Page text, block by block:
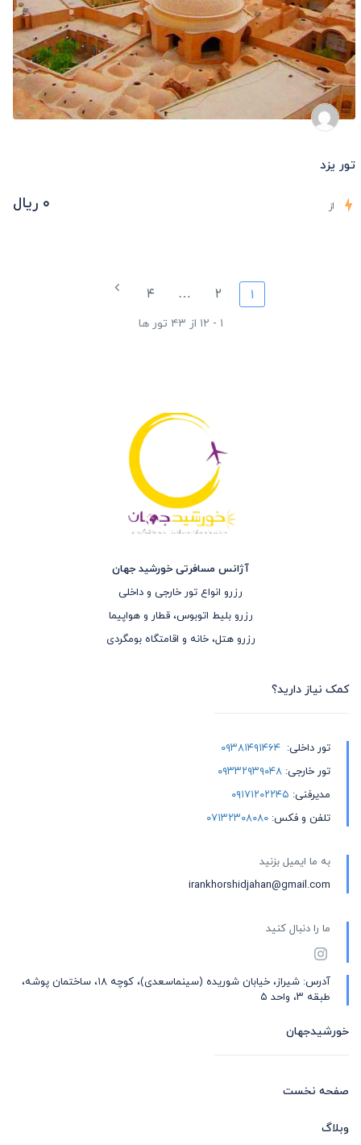
تور یزد
از ۰ ریال
۱ ۲ … ۴
۱ - ۱۲ از ۴۳ تور ها
آژانس مسافرتی خورشید جهان
رزرو انواع تور خارجی و داخلی
رزرو بلیط اتوبوس، قطار و هواپیما
رزرو هتل، خانه و اقامتگاه بومگردی
کمک نیاز دارید؟
تور داخلی: ۰۹۳۸۱۴۹۱۴۶۴
تور خارجی: ۰۹۳۳۲۹۳۹۰۴۸
مدیرفنی: ۰۹۱۷۱۲۰۲۲۴۵
تلفن و فکس: ۰۷۱۳۲۳۰۸۰۸۰
به ما ایمیل بزنید
irankhorshidjahan@gmail.com
ما را دنبال کنید
آدرس: شیراز، خیابان شوریده (سینماسعدی)، کوچه ۱۸، ساختمان پوشه،
طبقه ۳، واحد ۵
خورشیدجهان
صفحه نخست
وبلاگ